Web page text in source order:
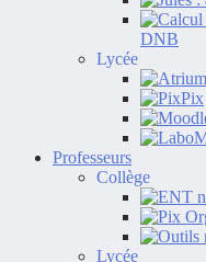
DNB
Lycée
Pix
Professeurs
Collège
Lycée